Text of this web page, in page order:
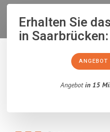
Erhalten Sie
in Saarbrücken:
ANGEBOT
Angebotin 15